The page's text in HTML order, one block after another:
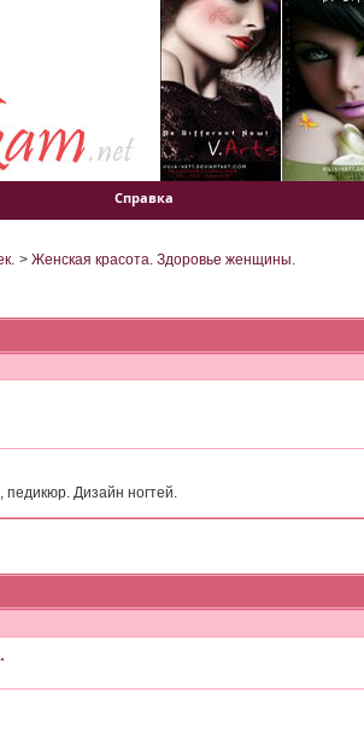
Справка
> Женская красота. Здоровье женщины.
Дизайн ногтей.